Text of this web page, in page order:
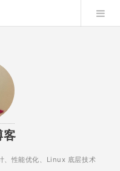
客
、性能优化、Linux 底层技术